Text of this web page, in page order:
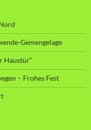
Gemengelage
Haustür“
– Frohes Fest